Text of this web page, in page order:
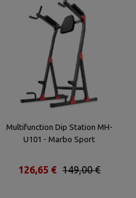
Multifunction Dip Station MH-
U101 - Marbo Sport
149,00 €
126,65 €